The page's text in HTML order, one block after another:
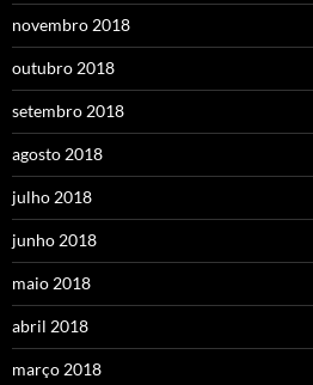
novembro 2018
outubro 2018
setembro 2018
agosto 2018
julho 2018
junho 2018
maio 2018
abril 2018
março 2018